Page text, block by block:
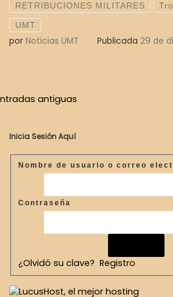
RETRIBUCIONES MILITARES
UMT
por Noticias UMT Publicada 29 de
Navegación de entradas
antiguas
antiguas
Inicia Sesión Aquí
Nombre de usuario o correo
Contraseña
¿Olvidó su clave? Registro